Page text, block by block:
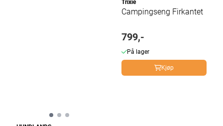
Trixie
Campingseng Firkantet
799,-
På lager
Kjøp